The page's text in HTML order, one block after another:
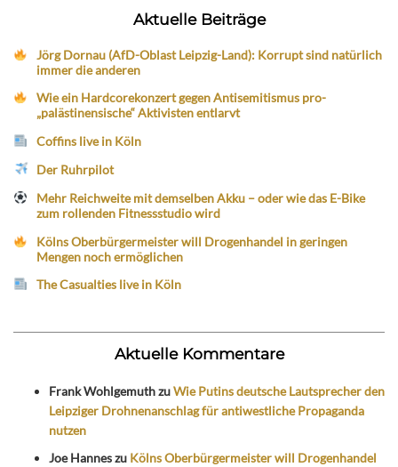
Aktuelle Beiträge
Jörg Dornau (AfD-Oblast Leipzig-Land): Korrupt sind natürlich
immer die anderen
Wie ein Hardcorekonzert gegen Antisemitismus pro-
„palästinensische“ Aktivisten entlarvt
Coffins live in Köln
Der Ruhrpilot
Mehr Reichweite mit demselben Akku – oder wie das E-Bike
zum rollenden Fitnessstudio wird
Kölns Oberbürgermeister will Drogenhandel in geringen
Mengen noch ermöglichen
The Casualties live in Köln
Aktuelle Kommentare
Frank WohlgemuthzuWie Putins deutsche Lautsprecher den
Leipziger Drohnenanschlag für antiwestliche Propaganda
nutzen
Joe Hanneszu Kölns Oberbürgermeister will Drogenhandel